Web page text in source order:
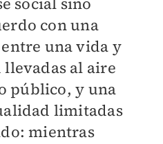
con una
una vida y
al aire
público, y una
limitadas
mientras